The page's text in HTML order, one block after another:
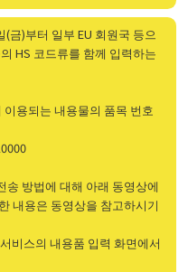
(금)부터 일부 EU 회원국 등으
HS 코드류를 함께 입력하는
용되는 내용물의 품목 번호
송 방법에 대해 아래 동영상에
내용은 동영상을 참고하시기
비스의 내용품 입력 화면에서